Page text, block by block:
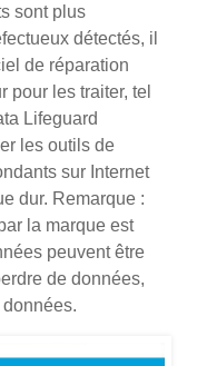
sont plus
détectés, il
de réparation
pour les traiter, tel
Lifeguard
les outils de
sur Internet
dur. Remarque :
la marque est
peuvent être
de données,